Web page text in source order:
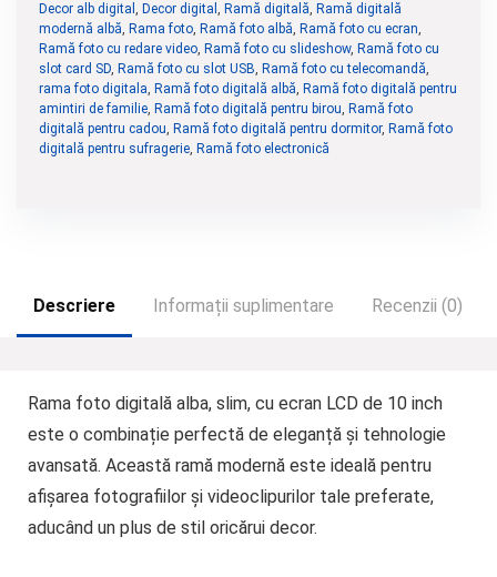
Decor alb digital , Decor digital , Ramă digitală, Ramă digitală
modernă albă, Rama foto, Ramă foto albă, Ramă foto cu ecran,
Ramă foto cu redare video, Ramă foto cu slideshow, Ramă foto cu
slot card SD, Ramă foto cu slot USB, Ramă foto cu telecomandă,
rama foto digitala, Ramă foto digitală albă, Ramă foto digitală pentru
amintiri de familie, Ramă foto digitală pentru birou, Ramă foto
digitală pentru cadou, Ramă foto digitală pentru dormitor, Ramă foto
digitală pentru sufragerie, Ramă foto electronică
Descriere Informații suplimentare Recenzii (0)
Rama foto digitală alba, slim, cu ecran LCD de 10 inch
este o combinație perfectă de eleganță și tehnologie
avansată. Această ramă modernă este ideală pentru
afișarea fotografiilor și videoclipurilor tale preferate,
aducând un plus de stil oricărui decor.